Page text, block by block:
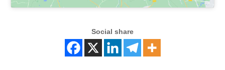
Social share